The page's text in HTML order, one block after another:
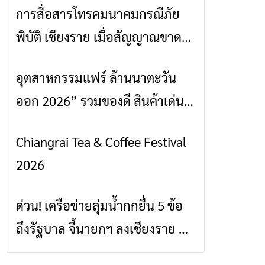
ข่าวเชียงราย
การสื่อสารโทรคมนาคมกรณีภัย
พิบัติ เชียงราย เมื่อสัญญาณขาด
ข่าวเชียงราย
อุตสาหกรรมแฟร์ ล้านนาตะวัน
ออก 2026” รวมของดี สินค้าเด่น
เชียงราย พะเยา แพร่ และน่าน
พร้อมชมคอนเสิร์ตจากศิลปินชื่อ
ข่าวเชียงราย
Chiangrai Tea & Coffee Festival
2026
ข่าวเชียงราย
ด่วน! เครือข่ายลุ่มน้ำกกยื่น 5 ข้อ
ถึงรัฐบาล จี้นายกฯ ลงเชียงราย แก้
วิกฤตสารปนเปื้อนต้นน้ำ